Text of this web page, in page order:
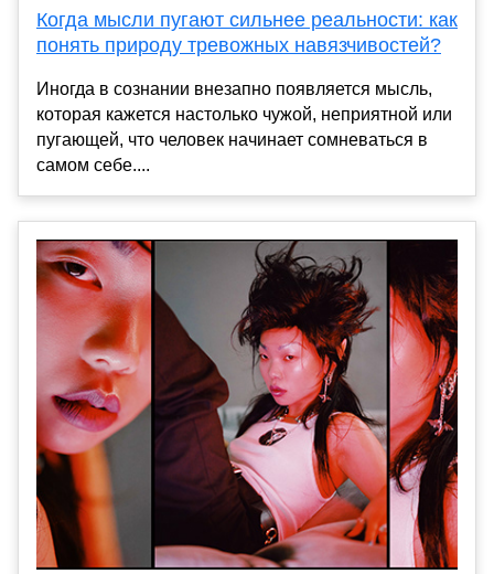
Когда мысли пугают сильнее реальности: как
понять природу тревожных навязчивостей?
Иногда в сознании внезапно появляется мысль,
которая кажется настолько чужой, неприятной или
пугающей, что человек начинает сомневаться в
самом себе....